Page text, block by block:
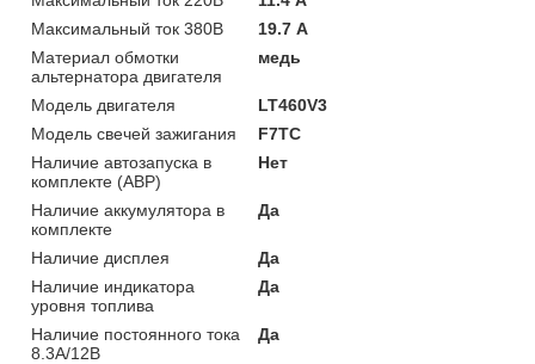
Максимальный ток 380В
19.7 А
Материал обмотки
альтернатора двигателя
медь
Модель двигателя
LT460V3
Модель свечей зажигания
F7TC
Наличие автозапуска в
комплекте (АВР)
Нет
Наличие аккумулятора в
комплекте
Да
Наличие дисплея
Да
Наличие индикатора
уровня топлива
Да
Наличие постоянного тока
8.3А/12В
Да